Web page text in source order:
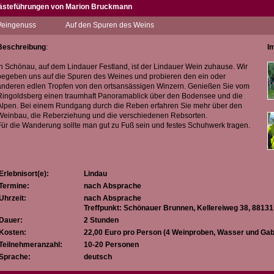
Tag glücklich und dankbar dafür, dass ich in dieser wunderschönen Region
erzähle ich Ihnen auf meinen Erlebnistouren und bei meinen Inselführungen
Obstbau und die Geschichte Lindaus. Leckere regionale Genussproben sind
ein buntes Repertoire an Weinbergführungen, Wein- und
Stadtführungen, Junggesellinnenabschiede…Sie haben noch Fragen,
von Marion Bruckmann
Auf den Spuren des Weins
:
Schönau, auf dem Lindauer Festland, ist der Lindauer Wein zuhause. Wir
uns auf die Spuren des Weines und probieren den ein oder
edlen Tropfen von den ortsansässigen Winzern. Genießen Sie vom
einen traumhaft Panoramablick über den Bodensee und die
Bei einem Rundgang durch die Reben erfahren Sie mehr über den
die Reberziehung und die verschiedenen Rebsorten.
die Wanderung sollte man gut zu Fuß sein und festes Schuhwerk tragen.
Erlebnisort(e):
Lindau
nach Absprache
nach Absprache
Treffpunkt: Schönauer Brunnen, Kellereiweg 38,
Dauer:
2 Stunden
Kosten:
22,00 Euro pro Person (4 Weinproben, Wasser und
10-20 Personen
deutsch